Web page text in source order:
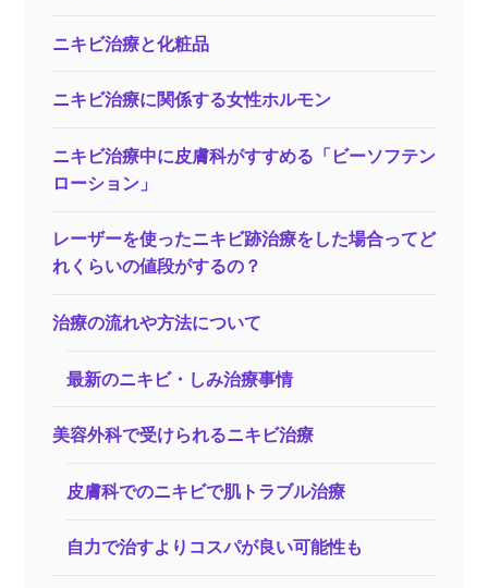
ニキビ治療と化粧品
ニキビ治療に関係する女性ホルモン
ニキビ治療中に皮膚科がすすめる「ビーソフテン
ローション」
レーザーを使ったニキビ跡治療をした場合ってど
れくらいの値段がするの？
治療の流れや方法について
最新のニキビ・しみ治療事情
美容外科で受けられるニキビ治療
皮膚科でのニキビで肌トラブル治療
自力で治すよりコスパが良い可能性も